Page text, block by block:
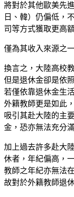
將對於其他歐美先
日、韓）仍偏低，
司等方式獲取更高
僅為其收入來源之
換言之，大陸高校
但是退休金卻是依
若僅依靠退休金生
外籍教師更是如此
吸引其赴大陸的主
金，恐亦無法充分
加上過去許多赴大
休者，年紀偏高，
教師之年紀亦無法
故對於外籍教師退